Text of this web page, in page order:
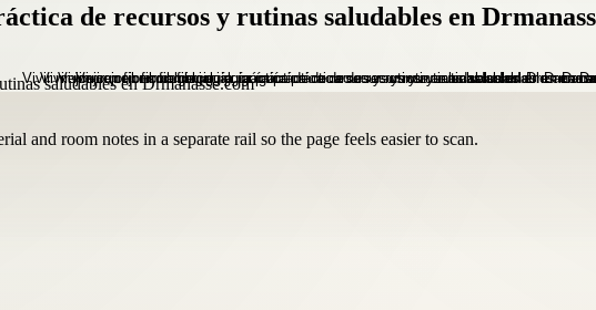
de recursos y rutinas saludables en
and room notes in a separate rail so the page feels easier to scan.